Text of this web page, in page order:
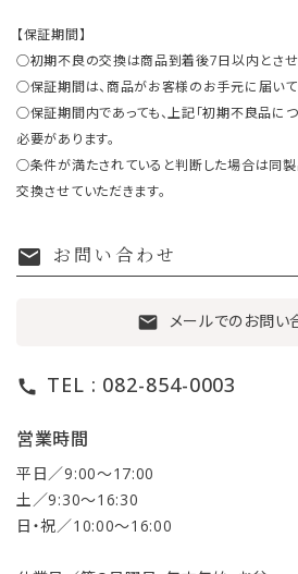
【保証期間】
○初期不良の交換は商品到着後7日以内とさせ
○保証期間は、商品がお客様のお手元に届いて
○保証期間内であっても、上記「初期不良品に
必要があります。
○条件が満たされていると判断した場合は同製
交換させていただきます。
mail お問い合わせ
mail メールでのお問い
call TEL : 082-854-0003
営業時間
平日／9:00〜17:00
土／9:30〜16:30
日・祝／10:00〜16:00